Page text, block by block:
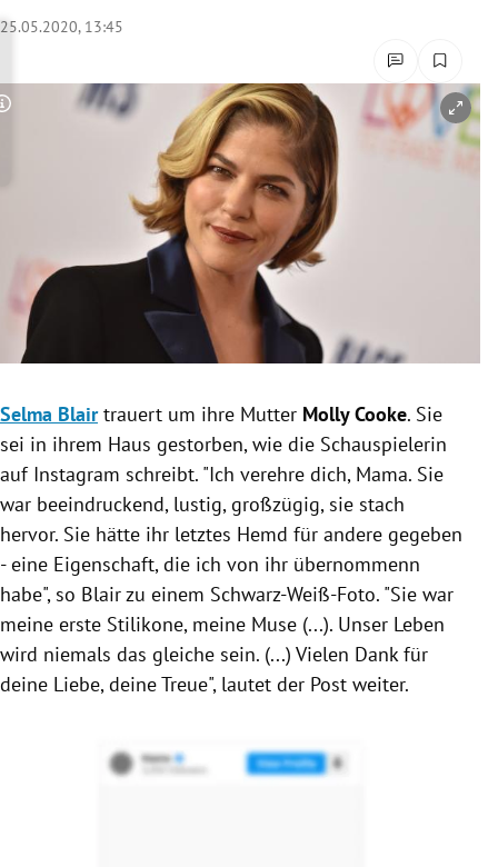
Untermenü
Untermenü
Untermenü
Untermenü
Untermenü
25.05.2020, 13:45
Copyright-Hinweis öffnen/schließen
Selma Blairtrauert um ihre Mutter Molly Cooke. Sie
sei in ihrem Haus gestorben, wie die Schauspielerin
auf Instagram schreibt. "Ich verehre dich, Mama. Sie
war beeindruckend, lustig, großzügig, sie stach
hervor. Sie hätte ihr letztes Hemd für andere gegeben
- eine Eigenschaft, die ich von ihr übernommenn
habe", so Blairzu einem Schwarz-Weiß-Foto. "Sie war
meine erste Stilikone, meine Muse (...). Unser Leben
wird niemals das gleiche sein. (...) Vielen Dank für
deine Liebe, deine Treue", lautet der Post weiter.